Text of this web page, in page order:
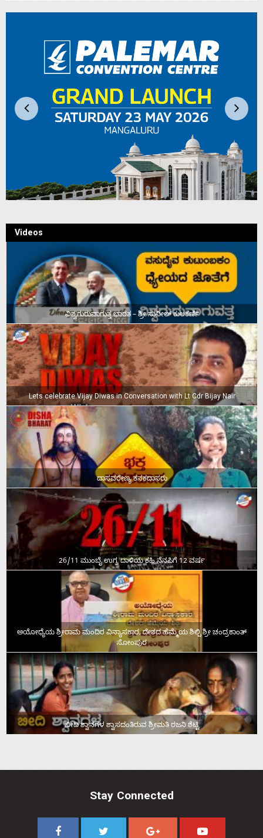
Videos
ವಿಶ್ವಗುರುವಾಗುತ್ತ ಭಾರತ – ಶ್ರೀ ಸುನೀಲ್‌ ಕುಲಕರ್ಣಿ
Lets celebrate Vijay Diwas in Conversation with Lt Cdr Bijay Nair
ದಾಸವರೇಣ್ಯ ಕನಕದಾಸರು
26/11 ಮುಂಬೈ ಉಗ್ರ ದಾಳಿಯ ಕಹಿ ನೆನಪಿಗೆ 12 ವರ್ಷ
ಅಯೋಧ್ಯೆಯ ಶ್ರೀರಾಮ ಮಂದಿರ ವಿನ್ಯಾಸಕಾರ, ದೇಶದ ಹೆಮ್ಮೆಯ ಶಿಲ್ಪಿ ಶ್ರೀ ಚಂದ್ರಕಾಂತ್‌
ಸೋಂಪುರ
ಬೀದಿ ಶ್ವಾನಗಳ ಶ್ವಾಸದಂತಿರುವ ಶ್ರೀಮತಿ ರಜನಿ ಶೆಟ್ಟಿ
Stay Connected